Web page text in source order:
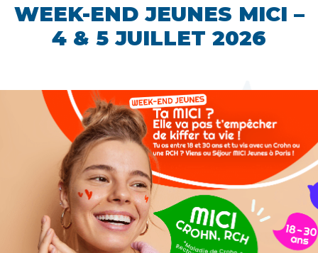
WEEK-END JEUNES MICI –
4 & 5 JUILLET 2026